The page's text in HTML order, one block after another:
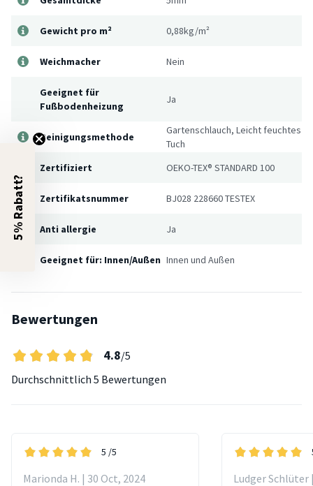
Gewicht pro m² 0,88kg/m²
Weichmacher Nein
Geeignet für
Fußbodenheizung
Ja
Reinigungsmethode
Gartenschlauch, Leicht feuchtes
Tuch
Zertifiziert
OEKO-TEX® STANDARD 100
Zertifikatsnummer BJ028 228660 TESTEX
Anti allergie Ja
Geeignet für: Innen/Außen Innen und Außen
Bewertungen
4.8/5
Durchschnittlich 5 Bewertungen
5 /5
Marionda H. | 30 Oct, 2024 Ludger Schlüter
5% Rabatt?